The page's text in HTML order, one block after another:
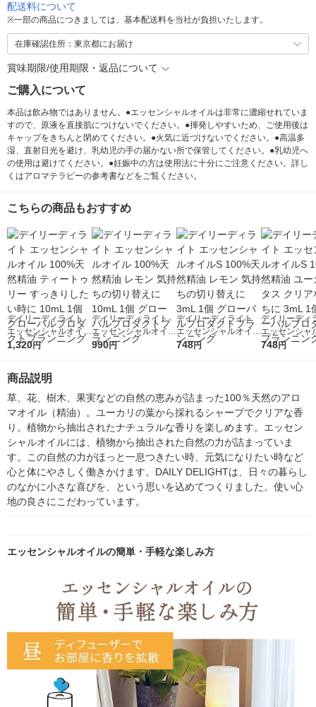
配送料について
※一部の商品につきましては、基本配送料を当社が負担いたします。
在庫確認住所：東京都にお届け
賞味期限/使用期限・返品について
ご購入について
本品は飲み物ではありません。●エッセンシャルオイルは非常に濃縮せれていま
すので、原液を直接肌につけないでください。●揮発しやすいため、ご使用後は
キャップをきちんと閉めてください。●火気に近づけないでください。●高温多
湿、直射日光を避け、乳幼児の手の届かない所で保管してください。●乳幼児へ
の使用は避けてください。●妊娠中の方は使用法に十分にご注意ください。詳し
くはアロマテラピーの参考書などをご覧ください。
こちらの商品もおすすめ
デイリーディライト
エッセンシャルオイル
100%天然精油 ティー
ローバルプロダクトプ
ランニング
1,320円
デイリーディライト
エッセンシャルオイル
100%天然精油 レモン
グ
990円
デイリーディライト
エッセンシャルオイル
S 100%天然精油 レモ
ング
748円
デイリーディ
エッセンシャ
S 100%天然
ランニング
748円
商品説明
草、花、樹木、果実などの自然の恵みが詰まった100％天然のアロ
マオイル（精油）。ユーカリの葉から採れるシャープでクリアな香
り。植物から抽出されたナチュラルな香りを楽しめます。エッセン
シャルオイルには、植物から抽出された自然の力が詰まっていま
す。この自然の力がほっと一息つきたい時、元気になりたい時など
心と体にやさしく働きかけます。DAILY DELIGHTは、日々の暮らし
のなかに小さな喜びを、という思いを込めてつくりました。使い心
地の良さにこだわっています。
エッセンシャルオイルの簡単・手軽な楽しみ方